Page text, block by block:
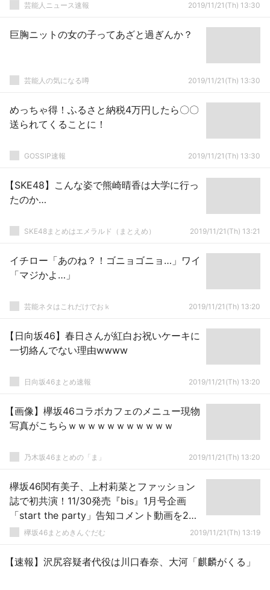
芸能人ニュース速報 2019/11/21(Th) 13:30
巨胸ニットの女の子ってあざと過ぎんか？
芸能人の気になる噂 2019/11/21(Th) 13:30
めっちゃ得！ふるさと納税4万円したら〇〇
送られてくることに！
GOSSIP速報 2019/11/21(Th) 13:30
【SKE48】こんな姿で熊崎晴香は大学に行っ
たのか…
SKE48まとめはエメラルド（まとえめ） 2019/11/21(Th) 13:21
イチロー「あのね？！ゴニョゴニョ…」ワイ
「マジかよ…」
芸能ネタはこれだけでおｋ 2019/11/21(Th) 13:20
【日向坂46】春日さんが紅白お祝いケーキに
一切絡んでない理由wwww
日向坂46まとめ速報 2019/11/21(Th) 13:20
【画像】欅坂46コラボカフェのメニュー現物
写真がこちらｗｗｗｗｗｗｗｗｗｗｗ
乃木坂46まとめの「ま」 2019/11/21(Th) 13:20
欅坂46関有美子、上村莉菜とファッション
誌で初共演！11/30発売『bis』1月号企画
「start the party」告知コメント動画を24
時間限定で配信中
欅坂46まとめきんぐだむ 2019/11/21(Th) 13:19
【速報】沢尻容疑者代役は川口春奈、大河「麒麟がくる」